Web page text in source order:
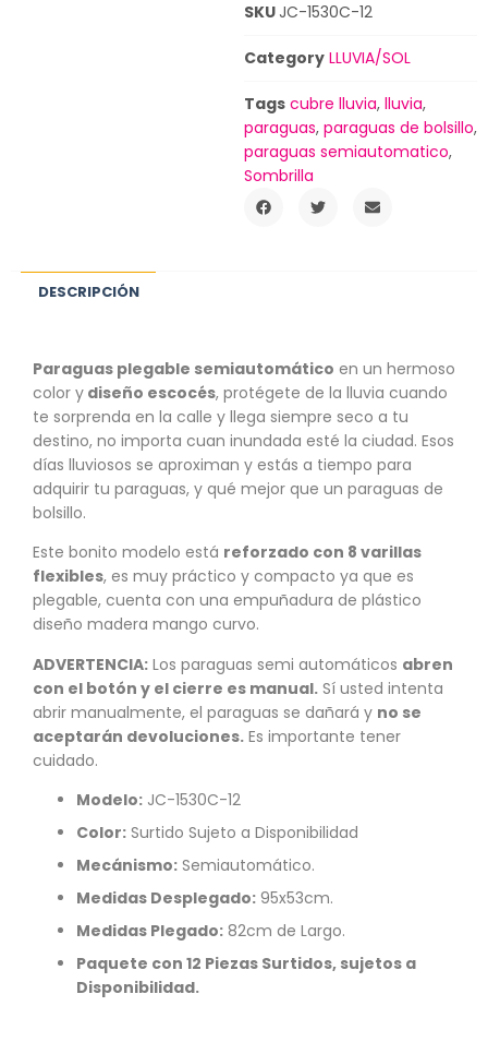
SKUJC-1530C-12
Category LLUVIA/SOL
Tags cubre lluvia, lluvia,
paraguas, paraguas de bolsillo,
paraguas semiautomatico,
Sombrilla
DESCRIPCIÓN
Paraguas plegable semiautomático en un hermoso
color y diseño escocés, protégete de la lluvia cuando
te sorprenda en la calle y llega siempre seco a tu
destino, no importa cuan inundada esté la ciudad. Esos
días lluviosos se aproximan y estás a tiempo para
adquirir tu paraguas, y qué mejor que un paraguas de
bolsillo.
Este bonito modelo está reforzado con 8 varillas
flexibles, es muy práctico y compacto ya que es
plegable, cuenta con una empuñadura de plástico
diseño madera mango curvo.
ADVERTENCIA: Los paraguas semi automáticos abren
con el botón y el cierre es manual. Sí usted intenta
abrir manualmente, el paraguas se dañará y no se
aceptarán devoluciones. Es importante tener
cuidado.
Modelo: JC-1530C-12
Color: Surtido Sujeto a Disponibilidad
Mecánismo: Semiautomático.
Medidas Desplegado: 95x53cm.
Medidas Plegado: 82cm de Largo.
Paquete con 12 Piezas Surtidos, sujetos a
Disponibilidad.